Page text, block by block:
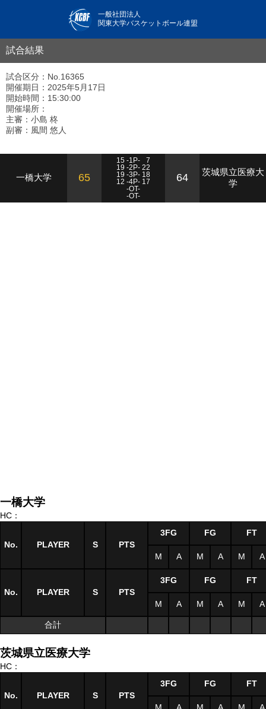
一般社団法人
関東大学バスケットボール連盟
試合結果
試合区分：No.16365
開催期日：2025年5月17日
開始時間：15:30:00
開催場所：
主審：小島 柊
副審：風間 悠人
一橋大学 65
15 -1P-
7
19 -2P- 22
19 -3P- 18
12 -4P- 17
-OT-
-OT-
64
茨城県立医療大
学
一橋大学
HC：
No. PLAYER S PTS
3FG FG FT
M A M A M A
No. PLAYER S PTS
3FG FG FT
M A M A M A
合計
茨城県立医療大学
HC：
No. PLAYER S PTS
3FG FG FT